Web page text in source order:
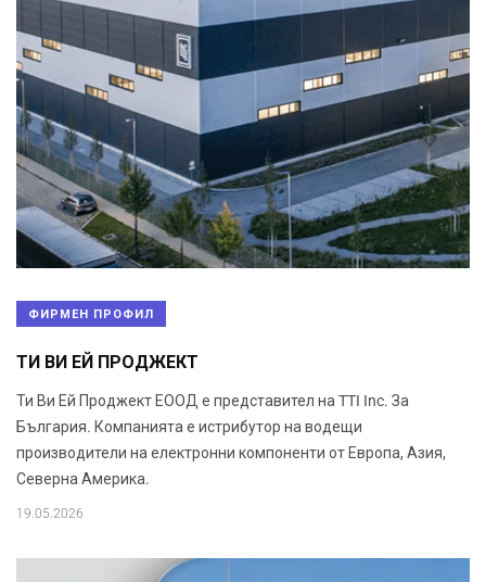
ФИРМЕН ПРОФИЛ
ТИ ВИ ЕЙ ПРОДЖЕКТ
Ти Ви Ей Проджект ЕООД е представител на TTI Inc. За
България. Компанията е истрибутор на водещи
производители на електронни компоненти от Европа, Азия,
Северна Америка.
19.05.2026